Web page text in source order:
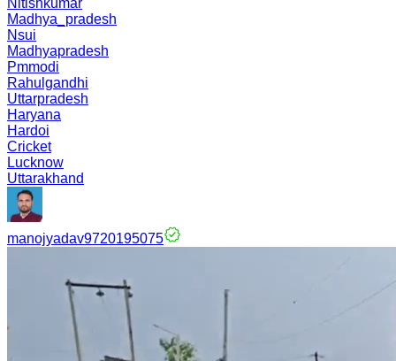
Nitishkumar
Madhya_pradesh
Nsui
Madhyapradesh
Pmmodi
Rahulgandhi
Uttarpradesh
Haryana
Hardoi
Cricket
Lucknow
Uttarakhand
manojyadav9720195075